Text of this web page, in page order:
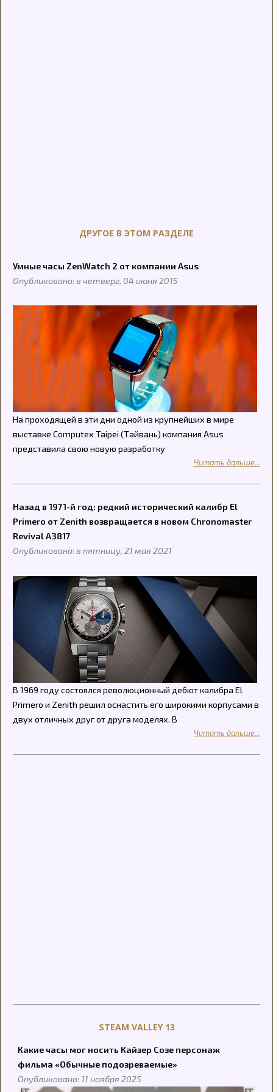
ДРУГОЕ В ЭТОМ РАЗДЕЛЕ
Умные часы ZenWatch 2 от компании Asus
Опубликовано: в четверг, 04 июня 2015
На проходящей в эти дни одной из крупнейших в мире
выставке Computex Taipei (Тайвань) компания Asus
представила свою новую разработку
Читать дальше...
Назад в 1971-й год: редкий исторический калибр El
Primero от Zenith возвращается в новом Chronomaster
Revival A3817
Опубликовано: в пятницу, 21 мая 2021
В 1969 году состоялся революционный дебют калибра El
Primero и Zenith решил оснастить его широкими корпусами в
двух отличных друг от друга моделях. В
Читать дальше...
STEAM VALLEY 13
Какие часы мог носить Кайзер Созе персонаж
фильма «Обычные подозреваемые»
Опубликовано: 11 ноября 2025